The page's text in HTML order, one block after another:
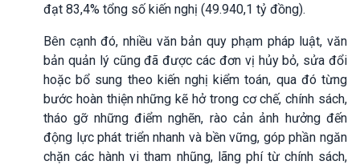
đạt 83,4% tổng số kiến nghị (49.940,1 tỷ đồng).
Bên cạnh đó, nhiều văn bản quy phạm pháp luật, văn
bản quản lý cũng đã được các đơn vị hủy bỏ, sửa đổi
hoặc bổ sung theo kiến nghị kiểm toán, qua đó từng
bước hoàn thiện những kẽ hở trong cơ chế, chính sách,
tháo gỡ những điểm nghẽn, rào cản ảnh hưởng đến
động lực phát triển nhanh và bền vững, góp phần ngăn
chặn các hành vi tham nhũng, lãng phí từ chính sách,